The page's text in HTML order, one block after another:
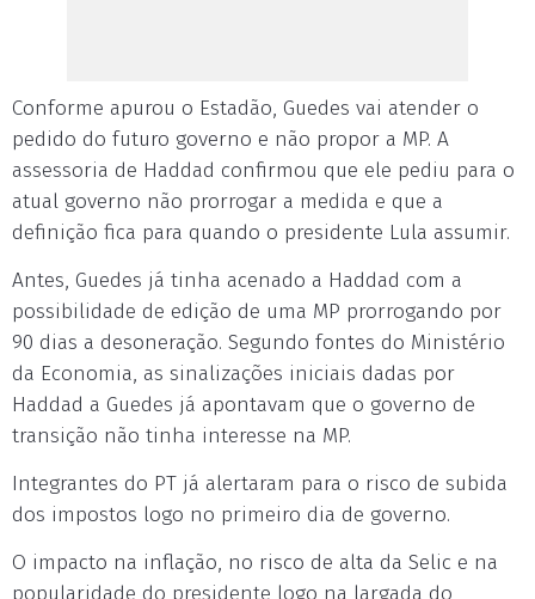
Conforme apurou o Estadão, Guedes vai atender o
pedido do futuro governo e não propor a MP. A
assessoria de Haddad confirmou que ele pediu para o
atual governo não prorrogar a medida e que a
definição fica para quando o presidente Lula assumir.
Antes, Guedes já tinha acenado a Haddad com a
possibilidade de edição de uma MP prorrogando por
90 dias a desoneração. Segundo fontes do Ministério
da Economia, as sinalizações iniciais dadas por
Haddad a Guedes já apontavam que o governo de
transição não tinha interesse na MP.
Integrantes do PT já alertaram para o risco de subida
dos impostos logo no primeiro dia de governo.
O impacto na inflação, no risco de alta da Selic e na
popularidade do presidente logo na largada do